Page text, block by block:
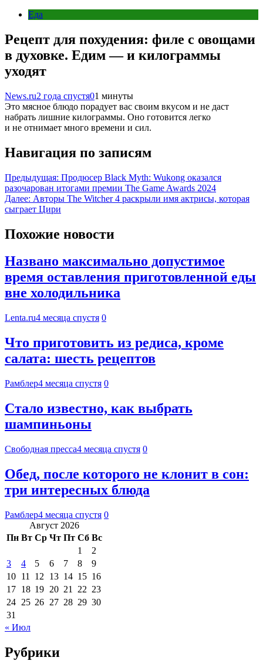
Еда
Рецепт для похудения: филе с овощами
в духовке. Едим — и килограммы
уходят
News.ru2 года спустя01 минуты
Это мясное блюдо порадует вас своим вкусом и не даст
набрать лишние килограммы. Оно готовится легко
и не отнимает много времени и сил.
Навигация по записям
Предыдущая: Продюсер Black Myth: Wukong оказался
разочарован итогами премии The Game Awards 2024
Далее: Авторы The Witcher 4 раскрыли имя актрисы, которая
сыграет Цири
Похожие новости
Названо максимально допустимое
время оставления приготовленной еды
вне холодильника
Lenta.ru4 месяца спустя 0
Что приготовить из редиса, кроме
салата: шесть рецептов
Рамблер4 месяца спустя 0
Стало известно, как выбрать
шампиньоны
Свободная пресса4 месяца спустя 0
Обед, после которого не клонит в сон:
три интересных блюда
Рамблер4 месяца спустя 0
Август 2026
Пн Вт Ср Чт Пт Сб Вс
1
2
3
4 5 6 7 8
9
10 11 12 13 14 15 16
17 18 19 20 21 22 23
24 25 26 27 28 29 30
31
« Июл
Рубрики